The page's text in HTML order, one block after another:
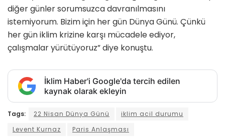
diğer günler sorumsuzca davranılmasını
istemiyorum. Bizim için her gün Dünya Günü. Çünkü
her gün iklim krizine karşı mücadele ediyor,
çalışmalar yürütüyoruz” diye konuştu.
İklim Haber'i Google'da tercih edilen
kaynak olarak ekleyin
Tags: 22 Nisan Dünya Günü
iklim acil durumu
Levent Kurnaz
Paris Anlaşması